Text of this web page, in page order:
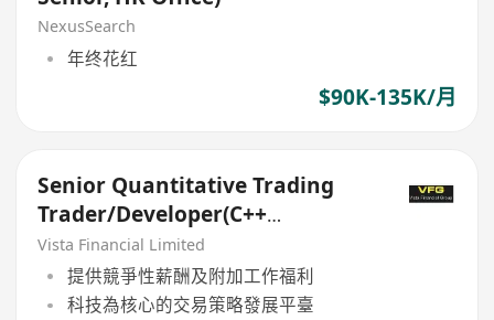
NexusSearch
年终花红
$90K-135K/月
Senior Quantitative Trading
Trader/Developer(C++
Mandatory)
Vista Financial Limited
提供競爭性薪酬及附加工作福利
科技為核心的交易策略發展平臺